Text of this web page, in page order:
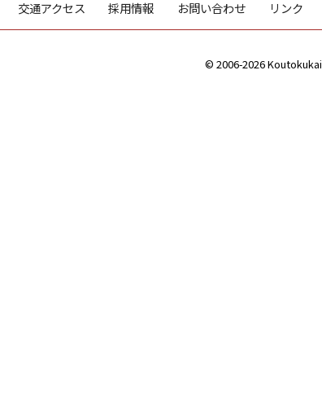
交通アクセス 採用情報 お問い合わせ リンク
© 2006-2026 Koutokukai